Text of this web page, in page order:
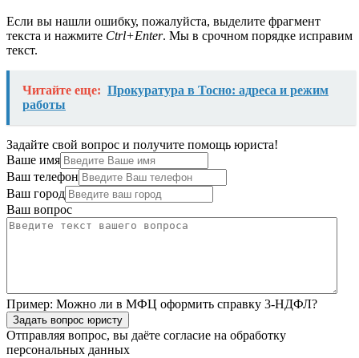
Если вы нашли ошибку, пожалуйста, выделите фрагмент
текста и нажмите Ctrl+Enter. Мы в срочном порядке исправим
текст.
Читайте еще: Прокуратура в Тосно: адреса и режим
работы
Задайте свой вопрос и получите помощь юриста!
Ваше имя
Ваш телефон
Ваш город
Ваш вопрос
Пример: Можно ли в МФЦ оформить справку 3-НДФЛ?
Задать вопрос юристу
Отправляя вопрос, вы даёте согласие на обработку
персональных данных